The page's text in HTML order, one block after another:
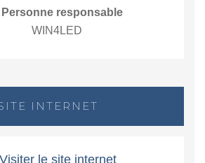
Personne responsable
WIN4LED
INTERNET
Visiter le site internet